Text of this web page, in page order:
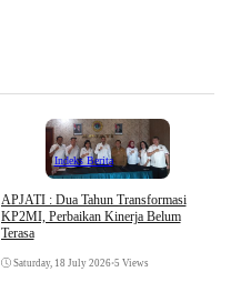
Indeks Berita
APJATI : Dua Tahun Transformasi
KP2MI, Perbaikan Kinerja Belum
Terasa
Saturday, 18 July 2026•5 Views